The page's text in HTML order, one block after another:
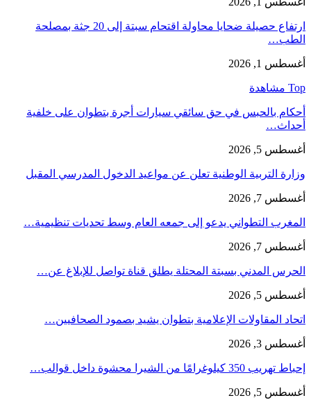
ارتفاع حصيلة ضحايا محاولة اقتحام سبتة إلى 20 جثة بمصلحة
الطب…
أغسطس 1, 2026
Top مشاهدة
أحكام بالحبس في حق سائقي سيارات أجرة بتطوان على خلفية
أحداث…
أغسطس 5, 2026
وزارة التربية الوطنية تعلن عن مواعيد الدخول المدرسي المقبل
أغسطس 7, 2026
المغرب التطواني يدعو إلى جمعه العام وسط تحديات تنظيمية…
أغسطس 7, 2026
الحرس المدني بسبتة المحتلة يطلق قناة تواصل للإبلاغ عن…
أغسطس 5, 2026
اتحاد المقاولات الإعلامية بتطوان يشيد بصمود الصحافيين…
أغسطس 3, 2026
إحباط تهريب 350 كيلوغرامًا من الشيرا محشوة داخل قوالب…
أغسطس 5, 2026